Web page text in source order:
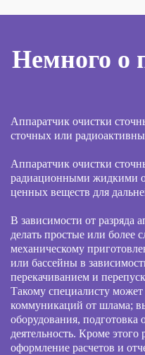
Немного о
Аппаратчик очистки
сточных или
Аппаратчик очистки
радиационными жидкими
ценных веществ для
В зависимости от разряда
делать простые или более
механическому
или бассейны в
перекачиванием и
Такому специалисту может
коммуникаций от шлама;
оборудования, подготовка
деятельность. Кроме
оформление расчетов и